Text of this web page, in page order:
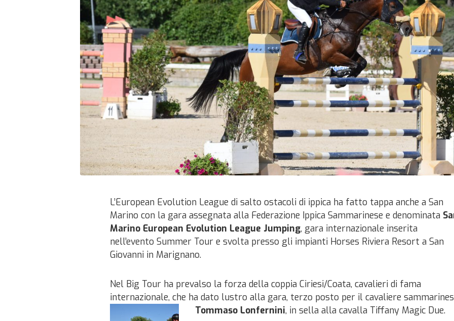
L’European Evolution League di salto ostacoli di ippica ha fatto tappa anche a San
Marino con la gara assegnata alla Federazione Ippica Sammarinese e denominata
Marino European Evolution League Jumping, gara internazionale inserita
nell’evento Summer Tour e svolta presso gli impianti Horses Riviera Resort a San
Giovanni in Marignano.
Nel Big Tour ha prevalso la forza della coppia Ciriesi/Coata, cavalieri di fama
internazionale, che ha dato lustro alla gara, terzo posto per il cavaliere
Tommaso Lonfernini, in sella alla cavalla Tiffany Magic Due.